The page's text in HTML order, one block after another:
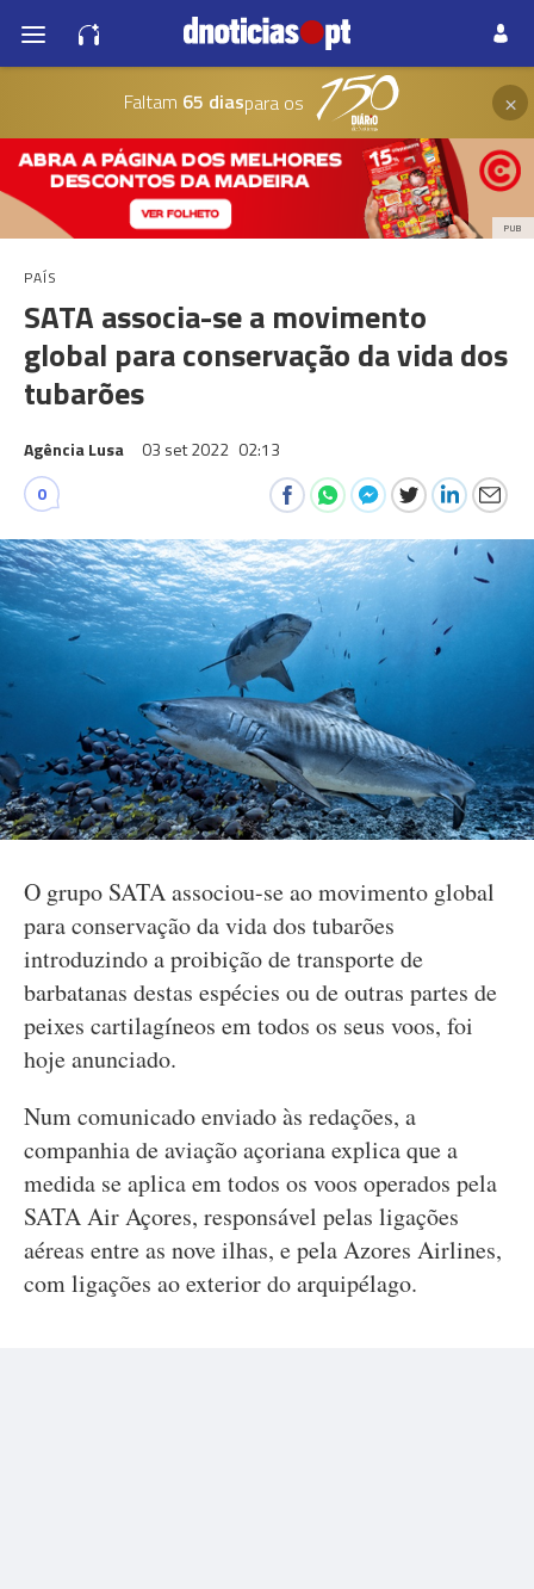
Faltam 65 diaspara os ×
PUB
PAÍS
SATA associa-se a movimento
global para conservação da vida dos
tubarões
Agência Lusa 03 set 2022 02:13
0
O grupo SATA associou-se ao movimento global
para conservação da vida dos tubarões
introduzindo a proibição de transporte de
barbatanas destas espécies ou de outras partes de
peixes cartilagíneos em todos os seus voos, foi
hoje anunciado.
Num comunicado enviado às redações, a
companhia de aviação açoriana explica que a
medida se aplica em todos os voos operados pela
SATA Air Açores, responsável pelas ligações
aéreas entre as nove ilhas, e pela Azores Airlines,
com ligações ao exterior do arquipélago.